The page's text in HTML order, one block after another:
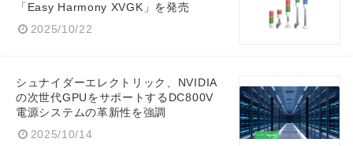
「Easy Harmony XVGK」を発売
2025/10/22
シュナイダーエレクトリック、NVIDIA
の次世代GPUをサポートするDC800V
電源システムの革新性を強調
2025/10/14